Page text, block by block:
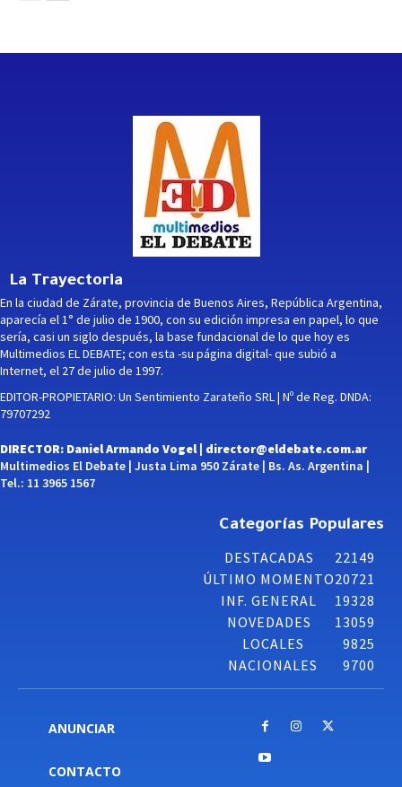
La Trayectoria
En la ciudad de Zárate, provincia de Buenos Aires, República Argentina,
aparecía el 1° de julio de 1900, con su edición impresa en papel, lo que
sería, casi un siglo después, la base fundacional de lo que hoy es
Multimedios EL DEBATE; con esta -su página digital- que subió a
Internet, el 27 de julio de 1997.
EDITOR-PROPIETARIO: Un Sentimiento Zarateño SRL | Nº de Reg. DNDA:
79707292
DIRECTOR: Daniel Armando Vogel | director@eldebate.com.ar
Multimedios El Debate | Justa Lima 950 Zárate | Bs. As. Argentina |
Tel.: 11 3965 1567
Categorías Populares
DESTACADAS
22149
ÚLTIMO MOMENTO20721
INF. GENERAL
19328
NOVEDADES
13059
LOCALES
9825
NACIONALES
9700
ANUNCIAR
CONTACTO